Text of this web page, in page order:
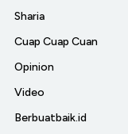
Sharia
Cuap Cuap Cuan
Opinion
Video
Berbuatbaik.id